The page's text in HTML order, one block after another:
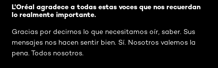
L'Oréal agradece a todas estas voces que nos recuerdan
lo realmente importante.
Gracias por decirnos lo que necesitamos oír, saber. Sus
mensajes nos hacen sentir bien. Sí. Nosotros valemos la
pena. Todos nosotros.